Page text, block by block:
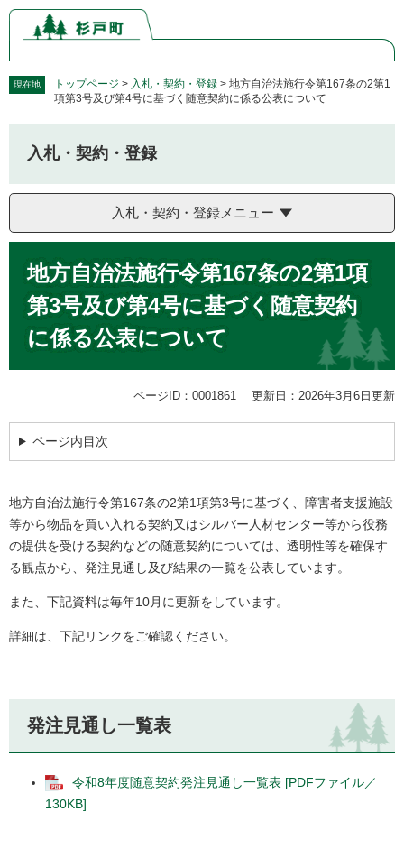
ペ
の
で
メ
ー
ば
文
現在地 トップページ > 入札・契約・登録 > 地方自治法施行令第167条の2第1
項第3号及び第4号に基づく随意契約に係る公表について
入札・契約・登録
入札・契約・登録メニュー
地方自治法施行令第167条の2第1項
第3号及び第4号に基づく随意契約
に係る公表について
ページID：0001861 更新日：2026年3月6日更新
ページ内目次
地方自治法施行令第167条の2第1項第3号に基づく、障害者支援施設
等から物品を買い入れる契約又はシルバー人材センター等から役務
の提供を受ける契約などの随意契約については、透明性等を確保す
る観点から、発注見通し及び結果の一覧を公表しています。
また、下記資料は毎年10月に更新をしています。
詳細は、下記リンクをご確認ください。
発注見通し一覧表
令和8年度随意契約発注見通し一覧表 [PDFファイル／
130KB]